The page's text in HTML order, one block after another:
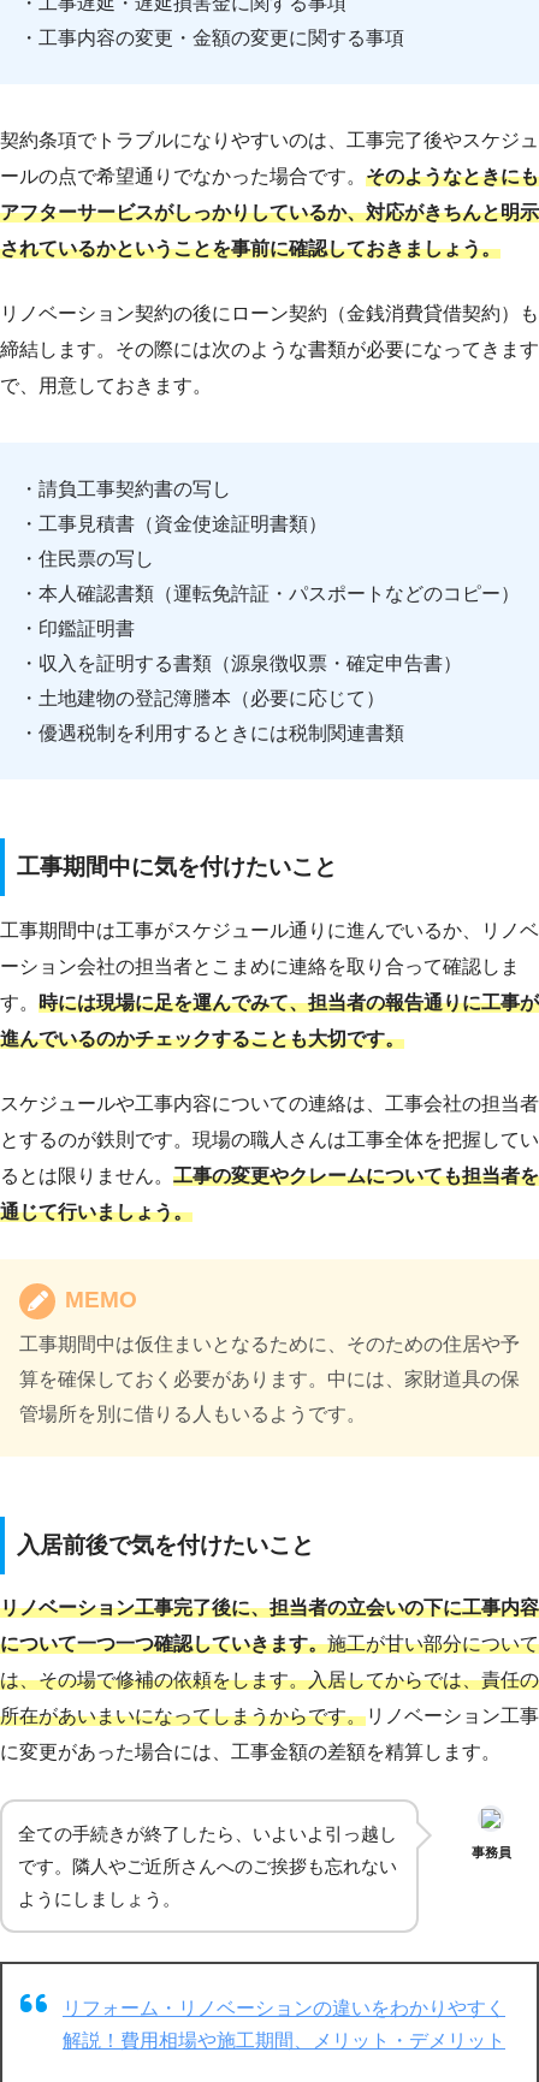
・工事内容の変更・金額の変更に関する事項
契約条項でトラブルになりやすいのは、工事完了後やスケジュ
ールの点で希望通りでなかった場合です。 そのようなときにも
アフターサービスがしっかりしているか、対応がきちんと明示
されているかということを事前に確認しておきましょう。
リノベーション契約の後にローン契約（金銭消費貸借契約）も
締結します。その際には次のような書類が必要になってきます
で、用意しておきます。
・請負工事契約書の写し
・工事見積書（資金使途証明書類）
・住民票の写し
・本人確認書類（運転免許証・パスポートなどのコピー）
・印鑑証明書
・収入を証明する書類（源泉徴収票・確定申告書）
・土地建物の登記簿謄本（必要に応じて）
・優遇税制を利用するときには税制関連書類
工事期間中に気を付けたいこと
工事期間中は工事がスケジュール通りに進んでいるか、リノベ
ーション会社の担当者とこまめに連絡を取り合って確認しま
す。 時には現場に足を運んでみて、担当者の報告通りに工事が
進んでいるのかチェックすることも大切です。
スケジュールや工事内容についての連絡は、工事会社の担当者
とするのが鉄則です。現場の職人さんは工事全体を把握してい
るとは限りません。 工事の変更やクレームについても担当者を
通じて行いましょう。
MEMO
工事期間中は仮住まいとなるために、そのための住居や予
算を確保しておく必要があります。中には、家財道具の保
管場所を別に借りる人もいるようです。
入居前後で気を付けたいこと
リノベーション工事完了後に、担当者の立会いの下に工事内容
について一つ一つ確認していきます。施工が甘い部分について
は、その場で修補の依頼をします。入居してからでは、責任の
所在があいまいになってしまうからです。リノベーション工事
に変更があった場合には、工事金額の差額を精算します。
全ての手続きが終了したら、いよいよ引っ越し
です。隣人やご近所さんへのご挨拶も忘れない
ようにしましょう。
事務員
リフォーム・リノベーションの違いをわかりやすく
解説！費用相場や施工期間、メリット・デメリット